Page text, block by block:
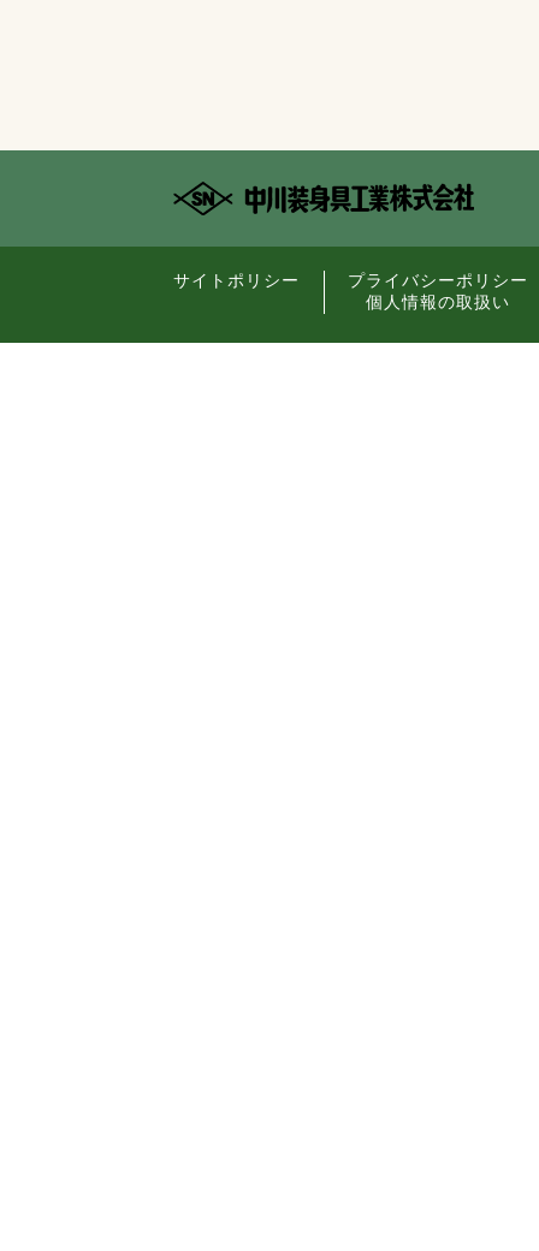
サイトポリシー
プライバシーポリシー
個人情報の取扱い